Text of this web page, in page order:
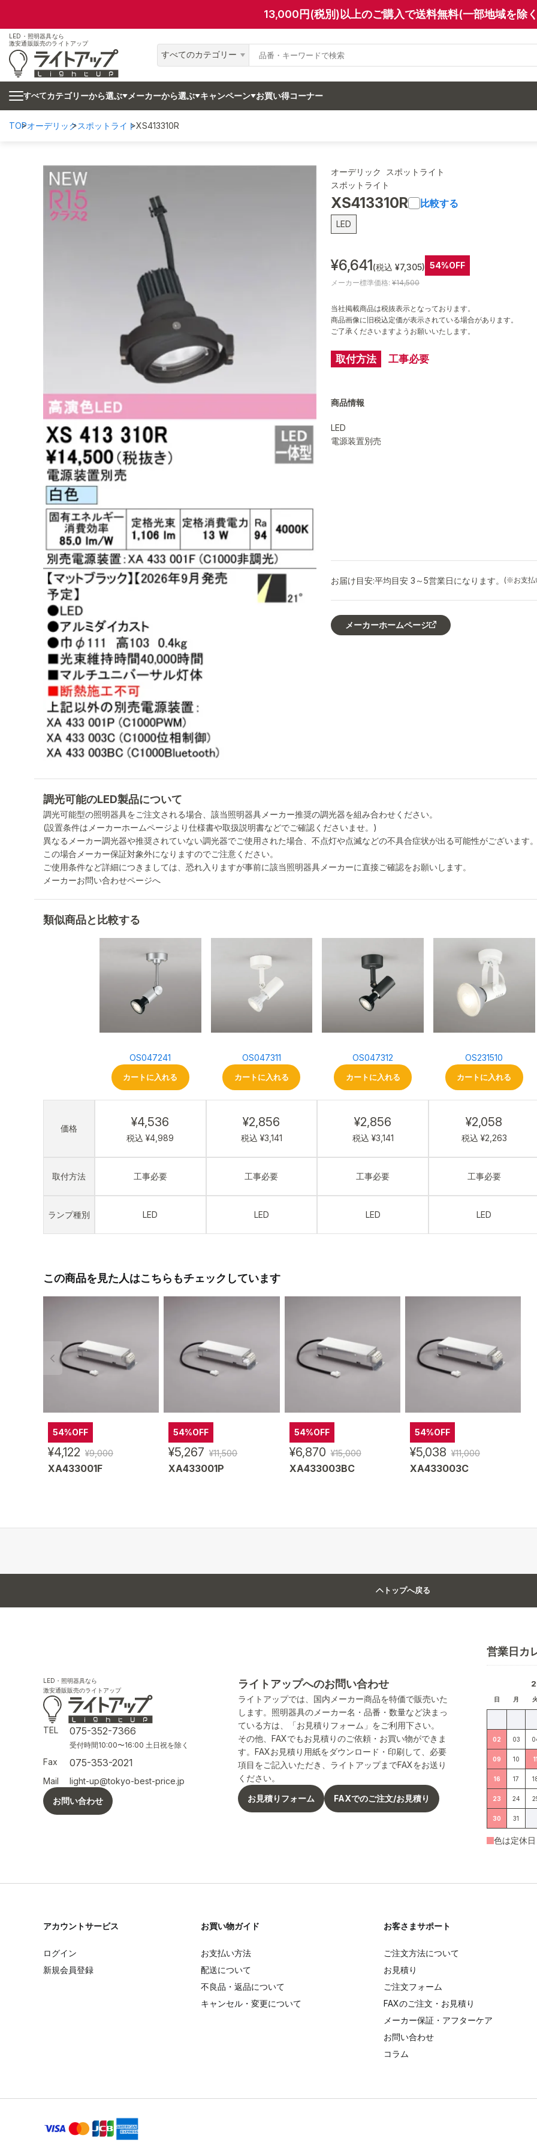
13,000円(税別)以上のご購入で送料無料(一部地域を除
LED・照明器具なら
激安通販販売のライトアップ
すべてのカテゴリー
すべてカテゴリーから選ぶ メーカーから選ぶ キャンペーン お買い得コーナー
TOPオーデリックスポットライトXS413310R
オーデリック スポットライト
スポットライト
XS413310R 比較する
LED
¥6,641(税込 ¥7,305) 54%OFF
メーカー標準価格: ¥14,500
当社掲載商品は税抜表示となっております。
商品画像に旧税込定価が表示されている場合があります。
ご了承くださいますようお願いいたします。
取付方法 工事必要
お届け目安:平均目安 3～5営業日になります。 (※お支払
商品情報
LED
電源装置別売
メーカーホームページ
調光可能のLED製品について
調光可能型の照明器具をご注文される場合、該当照明器具メーカー推奨の調光器を組み合わせください。
(設置条件はメーカーホームページより仕様書や取扱説明書などでご確認くださいませ。)
異なるメーカー調光器や推奨されていない調光器でご使用された場合、不点灯や点滅などの不具合症状が出る可能性がございます。
この場合メーカー保証対象外になりますのでご注意ください。
ご使用条件など詳細につきましては、恐れ入りますが事前に該当照明器具メーカーに直接ご確認をお願いします。
メーカーお問い合わせページへ
類似商品と比較する
価格
取付方法
ランプ種別
OS047241
カートに入れる
¥4,536
税込 ¥4,989
工事必要
LED
OS047311
カートに入れる
¥2,856
税込 ¥3,141
工事必要
LED
OS047312
カートに入れる
¥2,856
税込 ¥3,141
工事必要
LED
OS231510
カートに入れる
¥2,058
税込 ¥2,263
工事必要
LED
この商品を見た人はこちらもチェックしています
54%OFF
¥4,122 ¥9,000
XA433001F
54%OFF
¥5,267 ¥11,500
XA433001P
54%OFF
¥6,870 ¥15,000
XA433003BC
54%OFF
¥5,038 ¥11,000
XA433003C
トップへ戻る
LED・照明器具なら
激安通販販売のライトアップ
TEL 075-352-7366
受付時間10:00〜16:00 土日祝を除く
Fax 075-353-2021
Mail
light-up@tokyo-best-price.jp
お問い合わせ
ライトアップへのお問い合わせ
ライトアップでは、国内メーカー商品を特価で販売いた
します。照明器具のメーカー名・品番・数量など決まっ
ている方は、「お見積りフォーム」をご利用下さい。
その他、FAXでもお見積りのご依頼・お買い物ができま
す。FAXお見積り用紙をダウンロード・印刷して、必要
項目をご記入いただき、ライトアップまでFAXをお送り
ください。
お見積りフォーム
FAXでのご注文/お見積り
営業日カ
日 月 火
02 03
09 10 11
16 17
23 24
30 31
色は定休日
アカウントサービス
ログイン
新規会員登録
お買い物ガイド
お支払い方法
配送について
不良品・返品について
キャンセル・変更について
お客さまサポート
ご注文方法について
お見積り
ご注文フォーム
FAXのご注文・お見積り
メーカー保証・アフターケア
お問い合わせ
コラム